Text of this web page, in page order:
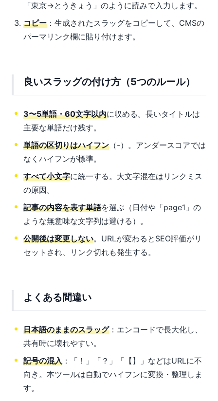
「東京→とうきょう」のように読みで入力します。
コピー ：生成されたスラッグをコピーして、CMSの
パーマリンク欄に貼り付けます。
良いスラッグの付け方（5つのルール）
3〜5単語・60文字以内に収める。長いタイトルは
主要な単語だけ残す。
単語の区切りはハイフン （-）。アンダースコアでは
なくハイフンが標準。
すべて小文字に統一する。大文字混在はリンクミス
の原因。
記事の内容を表す単語を選ぶ（日付や「page1」の
ような無意味な文字列は避ける）。
公開後は変更しない。URLが変わるとSEO評価がリ
セットされ、リンク切れも発生する。
よくある間違い
日本語のままのスラッグ：エンコードで長大化し、
共有時に壊れやすい。
記号の混入 ：「！」「？」「【】」などはURLに不
向き。本ツールは自動でハイフンに変換・整理しま
す。